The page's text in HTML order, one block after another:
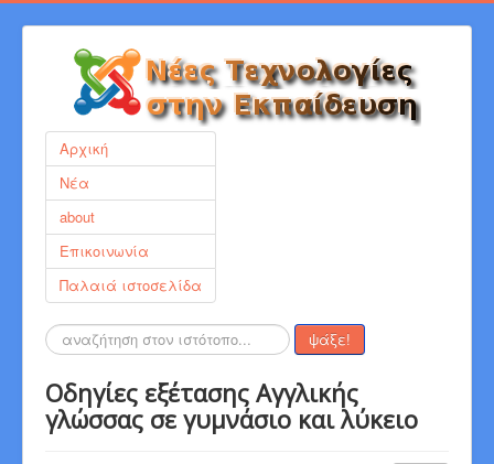
Αρχική
Νέα
about
Επικοινωνία
Παλαιά ιστοσελίδα
Αναζήτηση... ψάξε!
Οδηγίες εξέτασης Αγγλικής
γλώσσας σε γυμνάσιο και λύκειο